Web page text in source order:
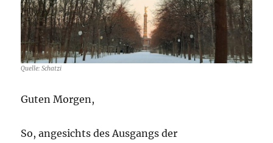
Gange
Quelle: Schatzi
Guten Morgen,
So, angesichts des Ausgangs der